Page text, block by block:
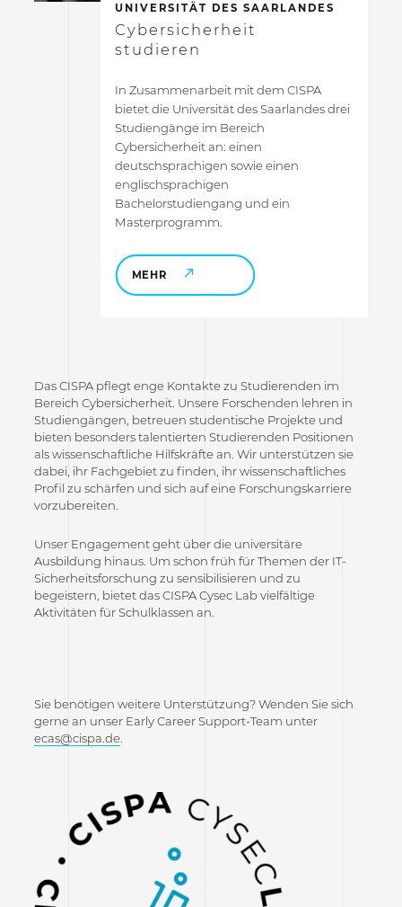
UNIVERSITÄT DES SAARLANDES
Cybersicherheit
studieren
In Zusammenarbeit mit dem CISPA
bietet die Universität des Saarlandes drei
Studiengänge im Bereich
Cybersicherheit an: einen
deutschsprachigen sowie einen
englischsprachigen
Bachelorstudiengang und ein
Masterprogramm.
MEHR
Das CISPA pflegt enge Kontakte zu Studierenden im
Bereich Cybersicherheit. Unsere Forschenden lehren in
Studiengängen, betreuen studentische Projekte und
bieten besonders talentierten Studierenden Positionen
als wissenschaftliche Hilfskräfte an. Wir unterstützen sie
dabei, ihr Fachgebiet zu finden, ihr wissenschaftliches
Profil zu schärfen und sich auf eine Forschungskarriere
vorzubereiten.
Unser Engagement geht über die universitäre
Ausbildung hinaus. Um schon früh für Themen der IT-
Sicherheitsforschung zu sensibilisieren und zu
begeistern, bietet das CISPA Cysec Lab vielfältige
Aktivitäten für Schulklassen an.
Sie benötigen weitere Unterstützung? Wenden Sie sich
gerne an unser Early Career Support-Team unter
ecas@cispa.de.